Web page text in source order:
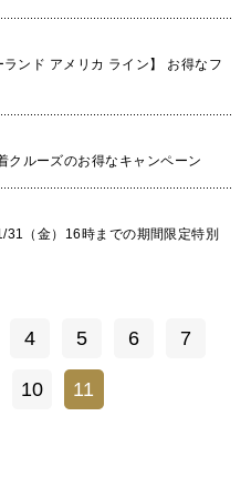
ンド アメリカ ライン】 お得なフ
ルーズのお得なキャンペーン
（金）16時までの期間限定特別
4 5 6 7
10 11